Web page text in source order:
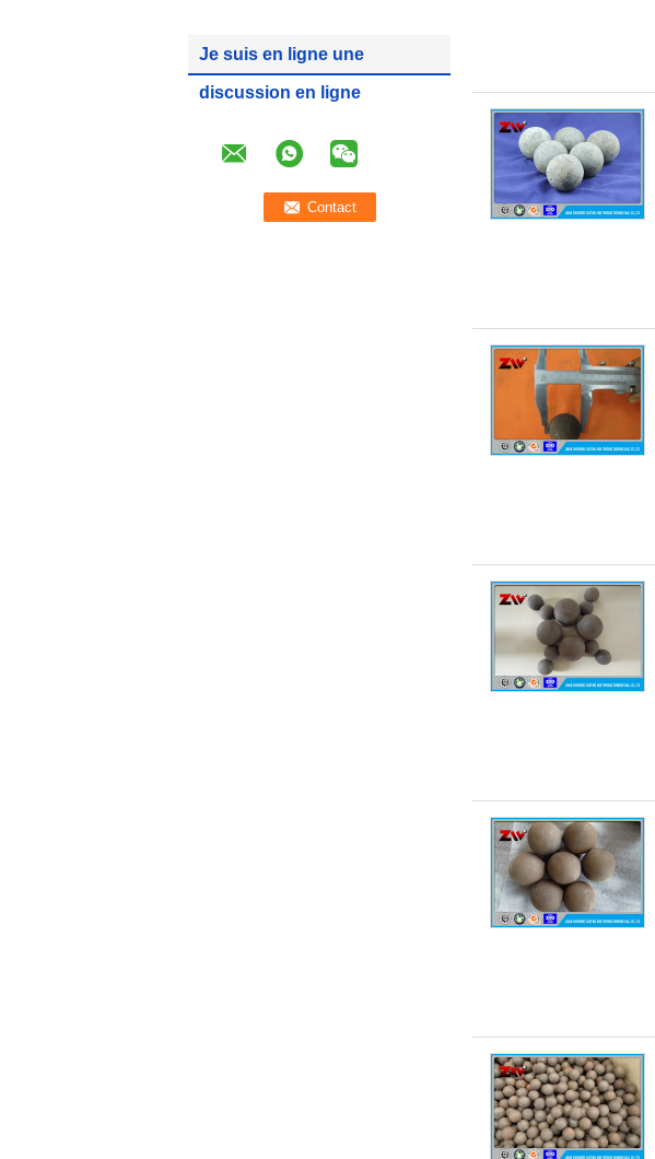
Je suis en ligne une
discussion en ligne